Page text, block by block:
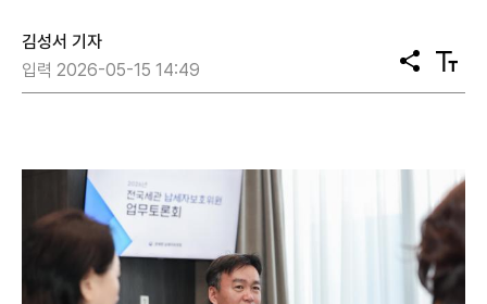
김성서 기자
입력 2026-05-15 14:49
공
유
텍
스